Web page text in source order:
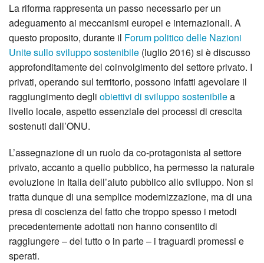
La riforma rappresenta un passo necessario per un
adeguamento ai meccanismi europei e internazionali. A
questo proposito, durante il Forum politico delle Nazioni
Unite sullo sviluppo sostenibile (luglio 2016) si è discusso
approfonditamente del coinvolgimento del settore privato. I
privati, operando sul territorio, possono infatti agevolare il
raggiungimento degli obiettivi di sviluppo sostenibilea
livello locale, aspetto essenziale dei processi di crescita
sostenuti dall’ONU.
L’assegnazione di un ruolo da co-protagonista al settore
privato, accanto a quello pubblico, ha permesso la naturale
evoluzione in Italia dell’aiuto pubblico allo sviluppo. Non si
tratta dunque di una semplice modernizzazione, ma di una
presa di coscienza del fatto che troppo spesso i metodi
precedentemente adottati non hanno consentito di
raggiungere – del tutto o in parte – i traguardi promessi e
sperati.